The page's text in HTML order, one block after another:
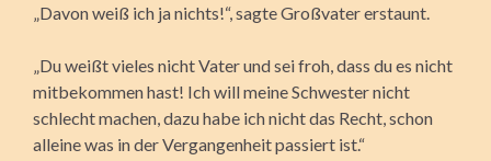
„Davon weiß ich ja nichts!“, sagte Großvater erstaunt.
„Du weißt vieles nicht Vater und sei froh, dass du es nicht
mitbekommen hast! Ich will meine Schwester nicht
schlecht machen, dazu habe ich nicht das Recht, schon
alleine was in der Vergangenheit passiert ist.“